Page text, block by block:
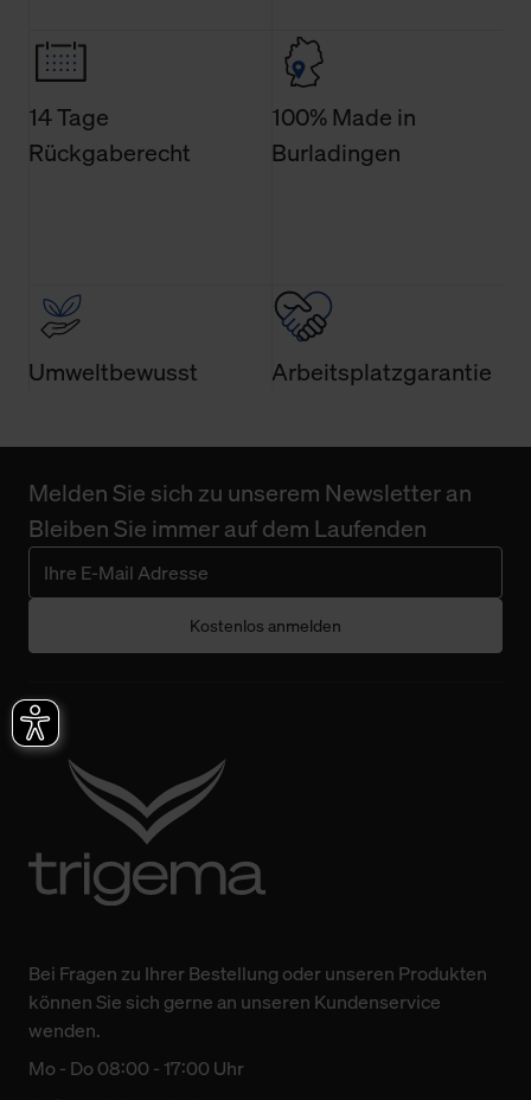
14 Tage
Rückgaberecht
100% Made in
Burladingen
Umweltbewusst Arbeitsplatzgarantie
Melden Sie sich zu unserem Newsletter an
Bleiben Sie immer auf dem Laufenden
Kostenlos anmelden
Bei Fragen zu Ihrer Bestellung oder unseren Produkten
können Sie sich gerne an unseren Kundenservice
wenden.
Mo - Do 08:00 - 17:00 Uhr